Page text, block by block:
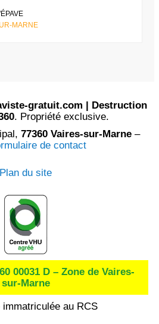
MARNE
gratuit.com | Destruction
. Propriété exclusive.
77360 Vaires-sur-Marne –
de contact
Plan du site
00031 D – Zone de Vaires-
sur-Marne
immatriculée au RCS